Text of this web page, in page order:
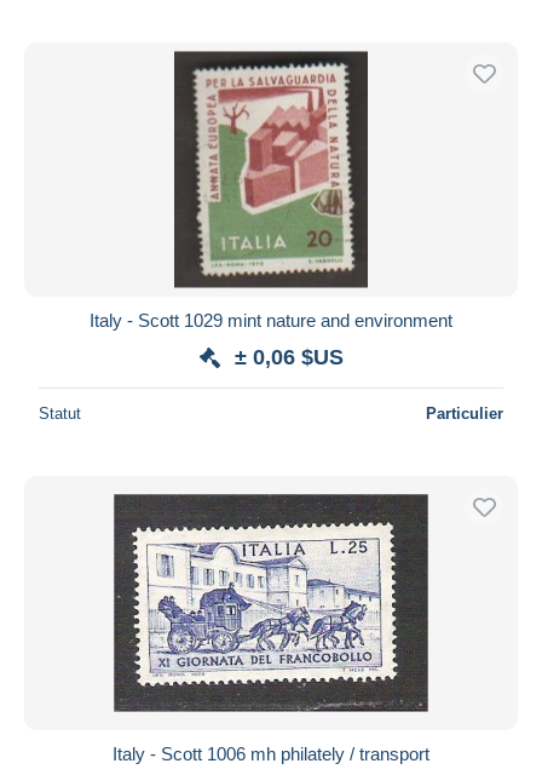
Italy - Scott 1029 mint nature and environment
± 0,06 $US
Statut Particulier
Italy - Scott 1006 mh philately / transport